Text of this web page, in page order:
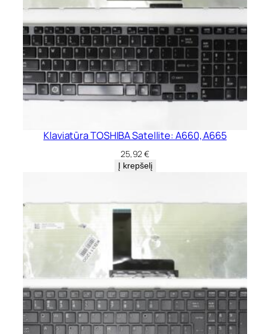
B
,
C
5
0
A
Klaviatūra TOSHIBA Satellite: A660, A665
25,92€
Į krepšelį